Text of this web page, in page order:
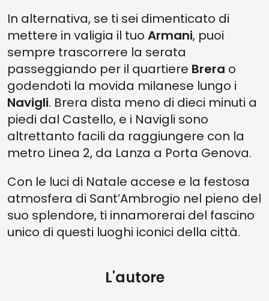
In alternativa, se ti sei dimenticato di
mettere in valigia il tuo Armani, puoi
sempre trascorrere la serata
passeggiando per il quartiere Brera o
godendoti la movida milanese lungo i
Navigli. Brera dista meno di dieci minuti a
piedi dal Castello, e i Navigli sono
altrettanto facili da raggiungere con la
metro Linea 2, da Lanza a Porta Genova.
Con le luci di Natale accese e la festosa
atmosfera di Sant’Ambrogio nel pieno del
suo splendore, ti innamorerai del fascino
unico di questi luoghi iconici della città.
L'autore